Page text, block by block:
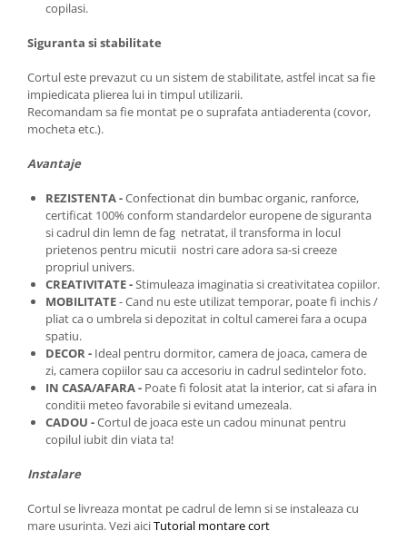
copilasi.
Siguranta si stabilitate
Cortul este prevazut cu un sistem de stabilitate, astfel incat sa fie
impiedicata plierea lui in timpul utilizarii.
Recomandam sa fie montat pe o suprafata antiaderenta (covor,
mocheta etc.).
Avantaje
REZISTENTA -Confectionat din bumbac organic, ranforce,
certificat 100% conform standardelor europene de siguranta
si cadrul din lemn de fag netratat, il transforma in locul
prietenos pentru micutii nostri care adora sa-si creeze
propriul univers.
CREATIVITATE -Stimuleaza imaginatia si creativitatea copiilor.
MOBILITATE- Cand nu este utilizat temporar, poate fi inchis /
pliat ca o umbrela si depozitat in coltul camerei fara a ocupa
spatiu.
DECOR - Ideal pentru dormitor, camera de joaca, camera de
zi, camera copiilor sau ca accesoriu in cadrul sedintelor foto.
IN CASA/AFARA - Poate fi folosit atat la interior, cat si afara in
conditii meteo favorabile si evitand umezeala.
CADOU -Cortul de joaca este un cadou minunat pentru
copilul iubit din viata ta!
Instalare
Cortul se livreaza montat pe cadrul de lemn si se instaleaza cu
mare usurinta. Vezi aiciTutorial montare cort